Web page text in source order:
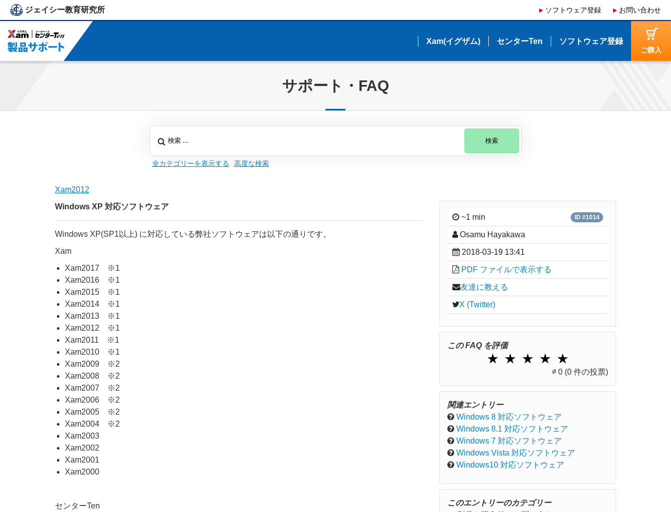
ジェイシー教育研究所 ソフトウェア登録 お問い合わせ
Xam(イグザム) センターTen ソフトウェア登録
ご購入
ジェイシー教育研究所 ソフトウェア登録 お問い合わせ
Xam(イグザム) センターTen ソフトウェア登録
ご購入
サポート・FAQ
検索
全カテゴリーを表示する 高度な検索
Xam2012
Windows XP 対応ソフトウェア
Windows XP(SP1以上) に対応している弊社ソフトウェアは以下の通りです。
Xam
Xam2017 ※1
Xam2016 ※1
Xam2015 ※1
Xam2014 ※1
Xam2013 ※1
Xam2012 ※1
Xam2011 ※1
Xam2010 ※1
Xam2009 ※2
Xam2008 ※2
Xam2007 ※2
Xam2006 ※2
Xam2005 ※2
Xam2004 ※2
Xam2003
Xam2002
Xam2001
Xam2000
センターTen
~1 min ID #1014
Osamu Hayakawa
2018-03-19 13:41
PDF ファイルで表示する
友達に教える
X (Twitter)
この FAQ を評価
★1 Star
★2 Stars
★3 Stars
★ 4 Stars
★
∅0 (0 件の投票)
関連エントリー
Windows 8 対応ソフトウェア
Windows 8.1 対応ソフトウェア
Windows 7 対応ソフトウェア
Windows Vista 対応ソフトウェア
Windows10 対応ソフトウェア
このエントリーのカテゴリー